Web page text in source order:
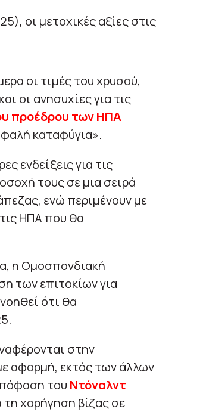
οι μετοχικές αξίες στις
οι τιμές του χρυσού,
οι ανησυχίες για τις
προέδρου των ΗΠΑ
καταφύγια».
ενδείξεις για τις
τους σε μια σειρά
ενώ περιμένουν με
ΗΠΑ που θα
η Ομοσπονδιακή
των επιτοκίων για
ότι θα
στην
αφορμή, εκτός των άλλων
του Ντόναλντ
τη χορήγηση βίζας σε